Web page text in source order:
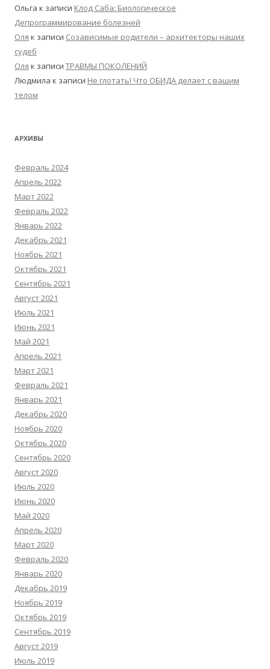
Ольга к записи Клод Саба: Биологическое
Депрограммирование болезней
Оля к записи Созависимые родители – архитекторы наших
судеб
Оля к записи ТРАВМЫ ПОКОЛЕНИЙ
Людмила к записи Не глотать! Что ОБИДА делает с вашим
телом
АРХИВЫ
Февраль 2024
Апрель 2022
Март 2022
Февраль 2022
Январь 2022
Декабрь 2021
Ноябрь 2021
Октябрь 2021
Сентябрь 2021
Август 2021
Июль 2021
Июнь 2021
Май 2021
Апрель 2021
Март 2021
Февраль 2021
Январь 2021
Декабрь 2020
Ноябрь 2020
Октябрь 2020
Сентябрь 2020
Август 2020
Июль 2020
Июнь 2020
Май 2020
Апрель 2020
Март 2020
Февраль 2020
Январь 2020
Декабрь 2019
Ноябрь 2019
Октябрь 2019
Сентябрь 2019
Август 2019
Июль 2019